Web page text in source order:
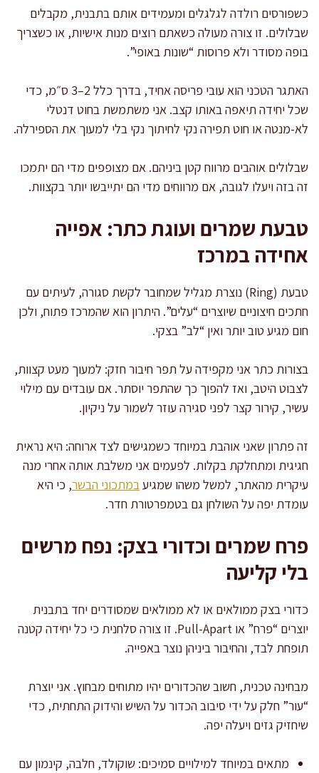
כשפורסים רולדה לגלגלים ומעמידים אותם בתבנית, מקבלים
שבלולים. זו צורה מעולה כשאתם רוצים מנות אישיות, או כשצריך
בופה מסודר ולא פרוסות “שונות באופי”.
האתגר הטכני הוא עובי פריסה אחיד, בדרך כלל 2–3 ס״מ, כדי
שכל יחידה תיאפה באותו קצב. אני משתמשת בחוט דנטלי
לא-מנטה או חוט תפירה נקי לחיתוך נקי בלי למעוך את הספירלה.
שבלולים אוהבים מרווח קטן ביניהם. אם מצופפים מדי הם יתמכו
זה בזה ויעלו לגובה, אם מרווחים מדי הם יתייבשו יותר בקצוות.
טבעת שמרים ועוגת כתר: אפייה
אחידה במרכז
טבעת (Ring) נוצרת מגליל שמחובר לקשת סגורה, לעיתים עם
חתכים חיצוניים שיוצרים “עלים”. היתרון הוא שהמרכז פתוח, ולכן
חום מגיע טוב יותר ואין “לב” בצקי.
בצורות כתר אני מקפידה על תפר חיבור חזק: למעוך מעט קצוות,
לצבוט היטב, ואז להפוך כך שהתפר יוסתר. אם עובדים עם מילוי
עשיר, קירור קצר לפני סגירה עוזר לשמור על ניקיון.
זה פתרון שאני אוהבת במיוחד כשמגישים לצד ארוחה: היא נראית
חגיגית ומתחלקת בקלות. לפעמים אני משלבת אותה אחרי מנה
עיקרית מהאתר, למשל משהו שמגיעבמתכוני הבשר, כי היא
עומדת יפה על השולחן גם בטמפרטורת חדר.
פרח שמרים וכדורי בצק: נפח מרשים
בלי קליעה
כדורי בצק ממולאים או לא ממולאים שמסודרים יחד בתבנית
יוצרים “פרח” או Pull-Apart. זו צורה סלחנית כי כל יחידה קטנה
תופחת לבד, והחיבור ביניהן נוצר באפייה.
מבחינה טכנית, חשוב שהכדורים יהיו מתוחים מבחוץ. אני יוצרת
“עור” חלק על ידי סיבוב הכדור על השיש והידוק התחתית, כדי
שיחזיק גזים ויעלה יפה.
מתאים במיוחד למילויים סמיכים: שוקולד, חלבה, קינמון עם